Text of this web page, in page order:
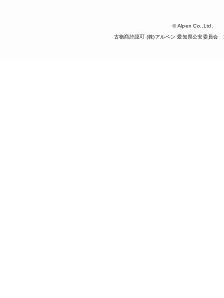
© Alpen Co.,Ltd.
古物商許認可 (株)アルペン 愛知県公安委員